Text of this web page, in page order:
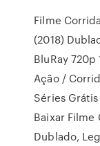
Filme
(2018)
BluRay
Ação /
Séries
Baixar
Dublado,